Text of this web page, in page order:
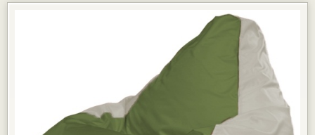
ФОТОГАЛЕРЕЯ ПРОЕКТОВ